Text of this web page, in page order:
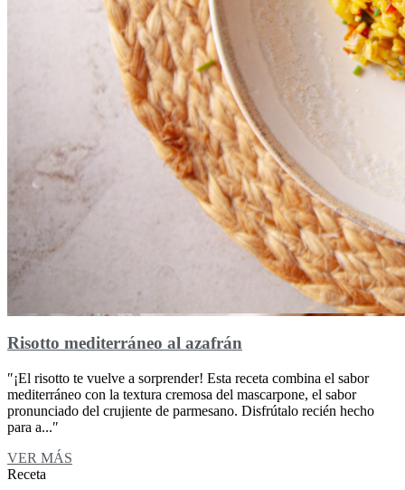
Risotto mediterráneo al azafrán
″¡El risotto te vuelve a sorprender! Esta receta combina el sabor
mediterráneo con la textura cremosa del mascarpone, el sabor
pronunciado del crujiente de parmesano. Disfrútalo recién hecho
para a...″
VER MÁS
Receta